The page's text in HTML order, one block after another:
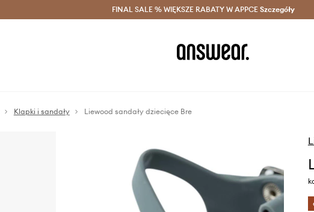
Oszczędzaj z Answear Club > Dostawa nawet w 24h >
FINAL SALE % WIĘKSZE RABATY W APPCE Szczegóły
Klapki i sandały Liewood sandały dziecięce Bre